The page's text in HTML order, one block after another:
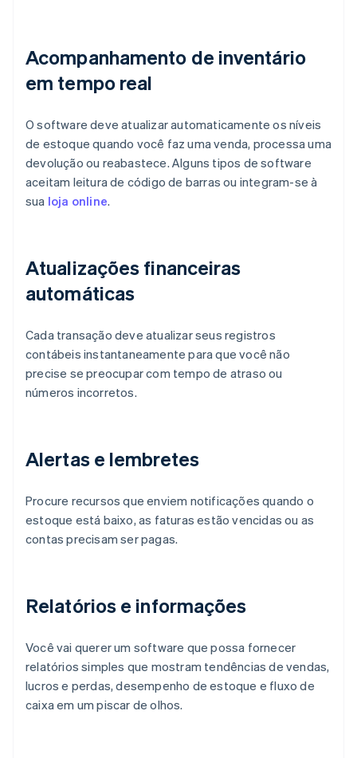
Acompanhamento de inventário
em tempo real
O software deve atualizar automaticamente os níveis
de estoque quando você faz uma venda, processa uma
devolução ou reabastece. Alguns tipos de software
aceitam leitura de código de barras ou integram-se à
sua loja online.
Atualizações financeiras
automáticas
Cada transação deve atualizar seus registros
contábeis instantaneamente para que você não
precise se preocupar com tempo de atraso ou
números incorretos.
Alertas e lembretes
Procure recursos que enviem notificações quando o
estoque está baixo, as faturas estão vencidas ou as
contas precisam ser pagas.
Relatórios e informações
Você vai querer um software que possa fornecer
relatórios simples que mostram tendências de vendas,
lucros e perdas, desempenho de estoque e fluxo de
caixa em um piscar de olhos.